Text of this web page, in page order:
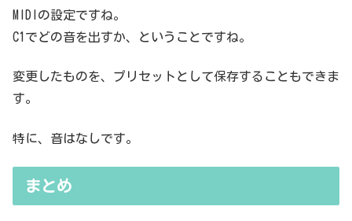
MIDIの設定ですね。
C1でどの音を出すか、ということですね。
変更したものを、プリセットとして保存することもできま
す。
特に、音はなしです。
まとめ